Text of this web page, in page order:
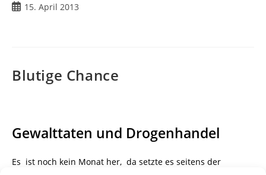
15. April 2013
Blutige Chance
Gewalttaten und Drogenhandel
Es ist noch kein Monat her, da setzte es seitens der